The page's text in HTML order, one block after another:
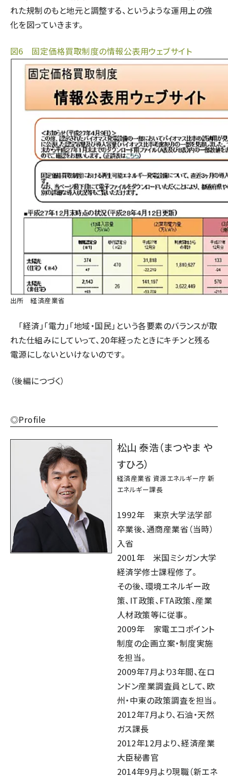
れた規制のもと地元と調整する、というような運用上の強
化を図っていきます。
図6 固定価格買取制度の情報公表用ウェブサイト
出所経済産業省
「経済」「電力」「地域・国民」という各要素のバランスが取
れた仕組みにしていって、20年経ったときにキチンと残る
電源にしないといけないのです。
（後編につづく）
◎Profile
松山 泰浩（まつやま や
すひろ）
経済産業省 資源エネルギー庁 新
エネルギー課長
1992年 東京大学法学部
卒業後、通商産業省（当時）
入省
2001年 米国ミシガン大学
経済学修士課程修了。
その後、環境エネルギー政
策、IT政策、FTA政策、産業
人材政策等に従事。
2009年 家電エコポイント
制度の企画立案・制度実施
を担当。
2009年7月より3年間、在ロ
ンドン産業調査員として、欧
州・中東の政策調査を担当。
2012年7月より、石油・天然
ガス課長
2012年12月より、経済産業
大臣秘書官
2014年9月より現職（新エネ